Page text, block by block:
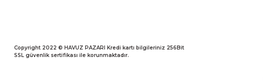
Copyright 2022 © HAVUZ PAZARI Kredi kartı bilgileriniz 256Bit
SSL güvenlik sertifikası ile korunmaktadır.